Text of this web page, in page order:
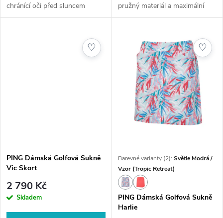
chránící oči před sluncem
během hry.Golfshop4you.cz – u
pružný materiál a maximální
komfort při hře. Zúžený 7/8
volnost pohybu během celého...
PING Dámská Golfová Sukně
Vic Skort
2 790 Kč
Skladem
♡
Barevné varianty (2): Světle Modrá /
Vzor (Tropic Retreat)
PING Dámská Golfová Sukně
Harlie
♡